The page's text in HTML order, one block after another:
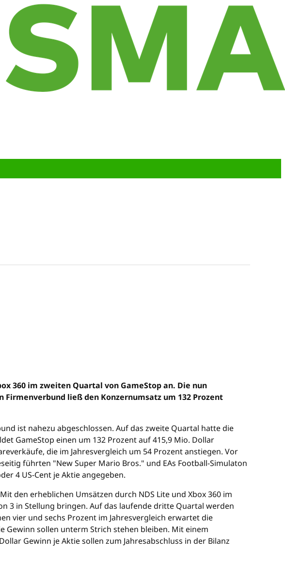
360 im zweiten Quartal von GameStop an. Die nun
ließ den Konzernumsatz um 132 Prozent
ist nahezu abgeschlossen. Auf das zweite Quartal hatte die
GameStop einen um 132 Prozent auf 415,9 Mio. Dollar
die im Jahresvergleich um 54 Prozent anstiegen. Vor
führten "New Super Mario Bros." und EAs Football-Simulaton
4 US-Cent je Aktie angegeben.
den erheblichen Umsätzen durch NDS Lite und Xbox 360 im
3 in Stellung bringen. Auf das laufende dritte Quartal werden
vier und sechs Prozent im Jahresvergleich erwartet die
Gewinn sollen unterm Strich stehen bleiben. Mit einem
Gewinn je Aktie sollen zum Jahresabschluss in der Bilanz